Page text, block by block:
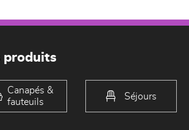
produits
Canapés &
fauteuils
Séjours